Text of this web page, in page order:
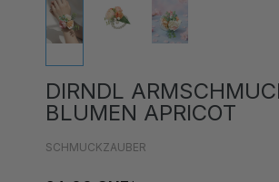
DIRNDL ARMSCHMUCK
BLUMEN APRICOT